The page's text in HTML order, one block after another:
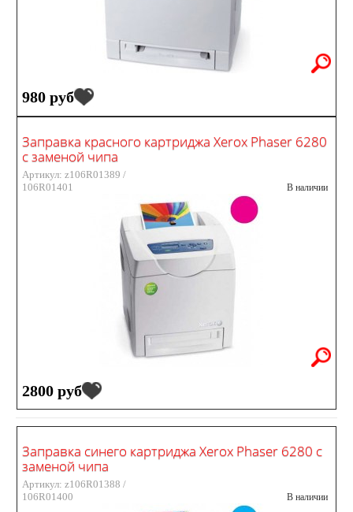
980 руб
Заправка красного картриджа Xerox Phaser 6280
с заменой чипа
Артикул: z106R01389 /
106R01401
В наличии
2800 руб
Заправка синего картриджа Xerox Phaser 6280 с
заменой чипа
Артикул: z106R01388 /
106R01400
В наличии